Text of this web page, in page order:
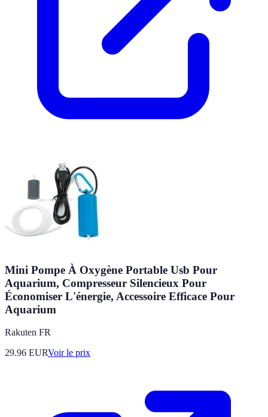
Mini Pompe À Oxygène Portable Usb Pour
Aquarium, Compresseur Silencieux Pour
Économiser L'énergie, Accessoire Efficace Pour
Aquarium
Rakuten FR
29.96 EURVoir le prix